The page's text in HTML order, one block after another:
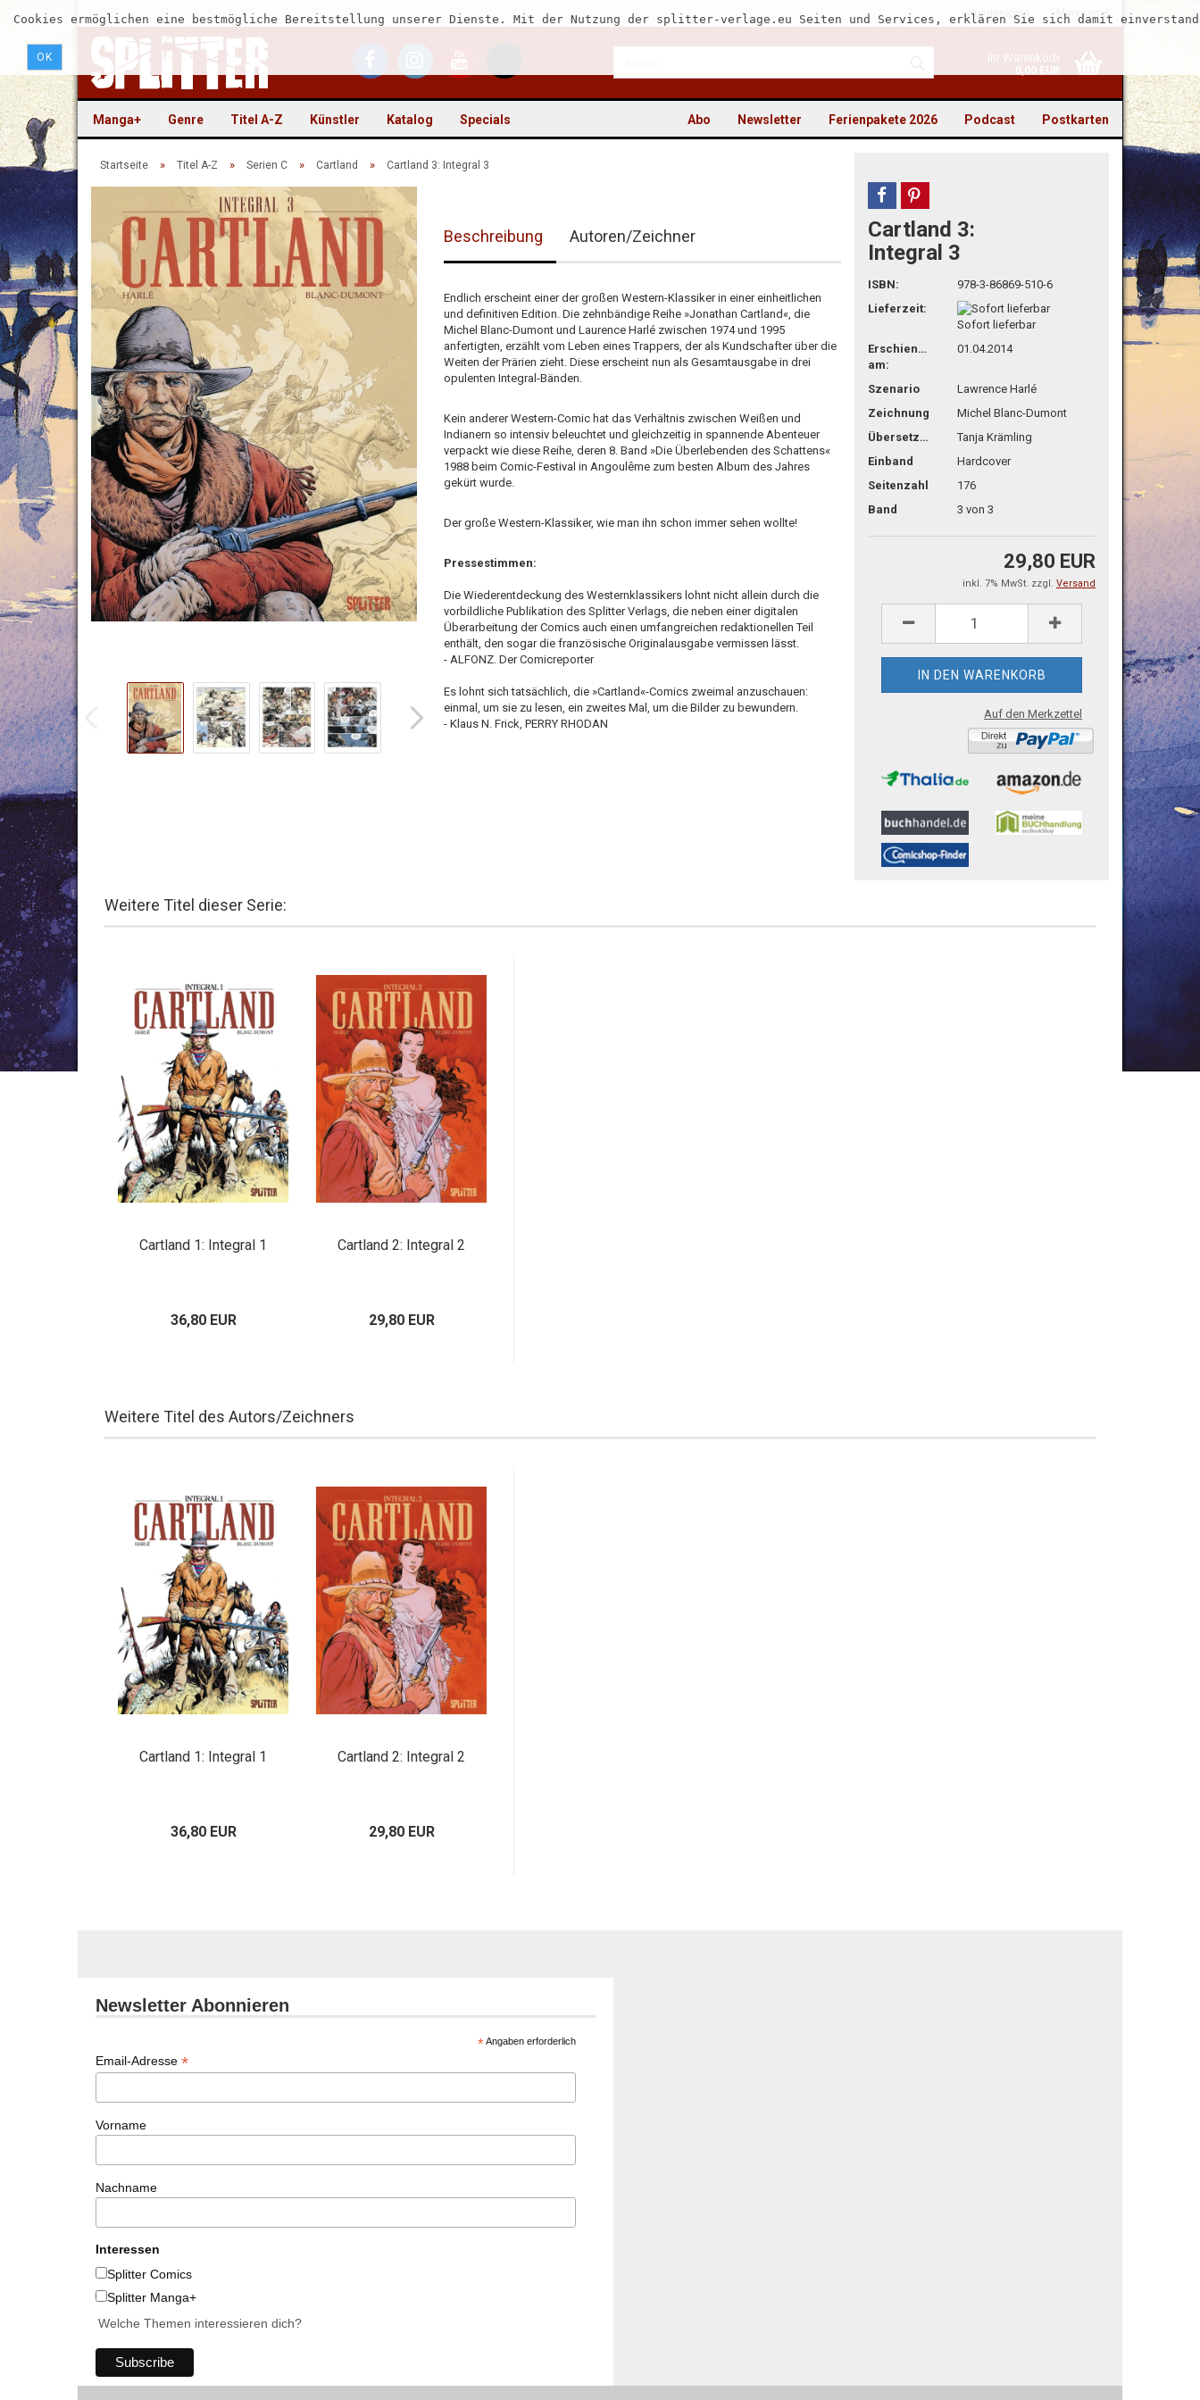
Kundenlogin Merkzettel
Ihr Warenkorb
0,00 EUR
Cookies ermöglichen eine bestmögliche Bereitstellung unserer Dienste. Mit der Nutzung der splitter-verlage.eu Seiten und Services, erklären Sie sich damit
OK
Manga+ Genre Titel A-Z Künstler Katalog Specials Postkarten
Podcast
Ferienpakete 2026
Newsletter
Abo
Startseite » Titel A-Z » Serien C » Cartland » Cartland 3: Integral 3
Beschreibung Autoren/Zeichner
Endlich erscheint einer der großen Western-Klassiker in einer einheitlichen
und definitiven Edition. Die zehnbändige Reihe »Jonathan Cartland«, die
Michel Blanc-Dumont und Laurence Harlé zwischen 1974 und 1995
anfertigten, erzählt vom Leben eines Trappers, der als Kundschafter über die
Weiten der Prärien zieht. Diese erscheint nun als Gesamtausgabe in drei
opulenten Integral-Bänden.
Kein anderer Western-Comic hat das Verhältnis zwischen Weißen und
Indianern so intensiv beleuchtet und gleichzeitig in spannende Abenteuer
verpackt wie diese Reihe, deren 8. Band »Die Überlebenden des Schattens«
1988 beim Comic-Festival in Angoulême zum besten Album des Jahres
gekürt wurde.
Der große Western-Klassiker, wie man ihn schon immer sehen wollte!
Pressestimmen:
Die Wiederentdeckung des Westernklassikers lohnt nicht allein durch die
vorbildliche Publikation des Splitter Verlags, die neben einer digitalen
Überarbeitung der Comics auch einen umfangreichen redaktionellen Teil
enthält, den sogar die französische Originalausgabe vermissen lässt.
- ALFONZ. Der Comicreporter
Es lohnt sich tatsächlich, die »Cartland«-Comics zweimal anzuschauen:
einmal, um sie zu lesen, ein zweites Mal, um die Bilder zu bewundern.
- Klaus N. Frick, PERRY RHODAN
teilen pin it
Cartland 3:
Integral 3
ISBN:
978-3-86869-510-6
Lieferzeit:
Sofort lieferbar
Erschienen
am:
01.04.2014
Szenario
Lawrence Harlé
Zeichnung
Michel Blanc-Dumont
Übersetzg.
Tanja Krämling
Einband
Hardcover
Seitenzahl
176
Band
3 von 3
29,80 EUR
inkl. 7% MwSt. zzgl. Versand
Auf den Merkzettel
Weitere Titel dieser Serie:
Cartland 1: Integral 1
36,80 EUR
Cartland 2: Integral 2
29,80 EUR
Weitere Titel des Autors/Zeichners
Cartland 1: Integral 1
36,80 EUR
Cartland 2: Integral 2
29,80 EUR
Newsletter Abonnieren
*Angaben erforderlich
Email-Adresse *
Vorname
Nachname
Interessen
Splitter Comics
Splitter Manga+
Welche Themen interessieren dich?